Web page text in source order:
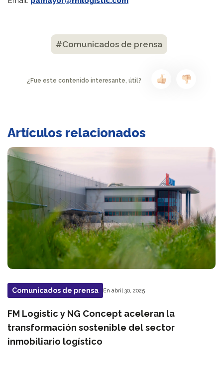
#Comunicados de prensa
¿Fue este contenido interesante, útil?
Artículos relacionados
Comunicados de prensa En abril 30, 2025
FM Logistic y NG Concept aceleran la
transformación sostenible del sector
inmobiliario logístico